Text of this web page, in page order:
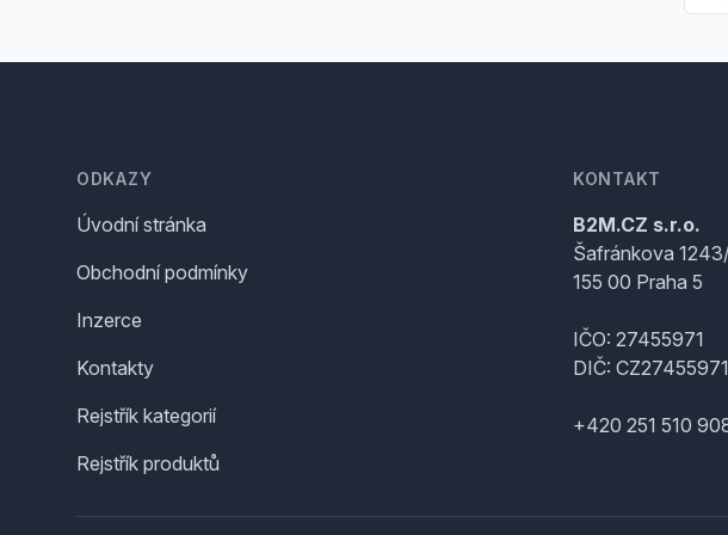
ODKAZY
Úvodní stránka
Obchodní podmínky
Inzerce
Kontakty
Rejstřík kategorií
Rejstřík produktů
KONTAKT
B2M.CZ s.r.o.
Šafránkova
155 00 Praha 5
IČO: 27455971
DIČ: CZ27455971
+420 251 510